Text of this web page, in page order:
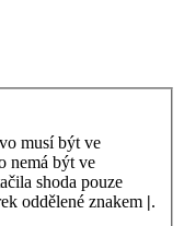
musí být ve
nemá být ve
shoda pouze
oddělené znakem |.